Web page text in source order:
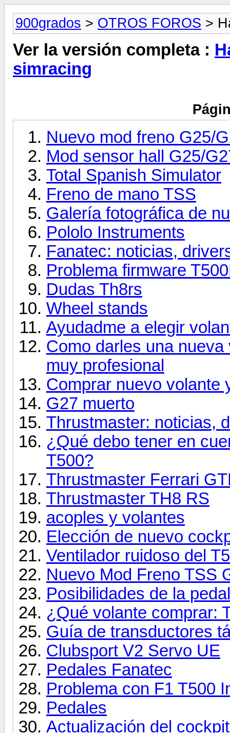
900grados > OTROS FOROS >
Ver la versión completa :
simracing
Nuevo mod freno G25/
Mod sensor hall G25/
Total Spanish Simulator
Freno de mano TSS
Galería fotográfica de
Pololo Instruments
Fanatec: noticias,
Problema firmware
Dudas Th8rs
Wheel stands
Ayudadme a elegir
Como darles una
muy profesional
Comprar nuevo volante
G27 muerto
Thrustmaster: noticias,
¿Qué debo tener en
T500?
Thrustmaster Ferrari
Thrustmaster TH8 RS
acoples y volantes
Elección de nuevo
Ventilador ruidoso del
Nuevo Mod Freno TSS
Posibilidades de la
¿Qué volante comprar:
Guía de transductores
Clubsport V2 Servo UE
Pedales Fanatec
Problema con F1 T500
Pedales
Actualización del cockpit